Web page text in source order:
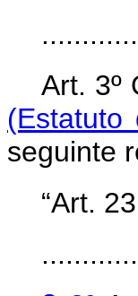
Art. 3º
seguinte
“Art.